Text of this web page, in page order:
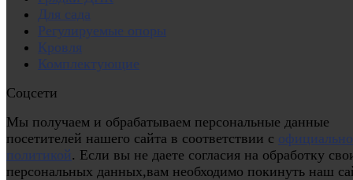
Для сада
Регулируемые опоры
Кровля
Комплектующие
Соцсети
Мы получаем и обрабатываем персональные данные
посетителей нашего сайта в соответствии с
политикой. Если вы не даете согласия на обработку
персональных данных,вам необходимо покинуть наш